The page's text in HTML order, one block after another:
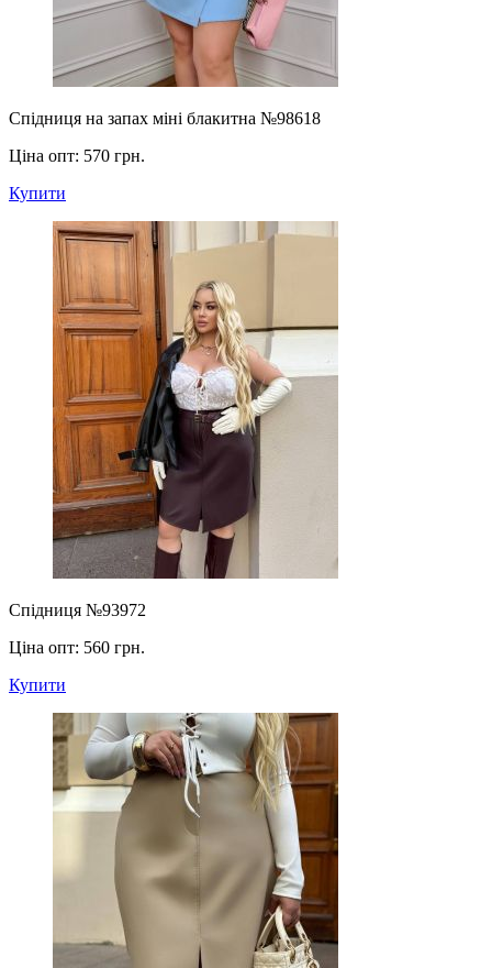
Спідниця на запах міні блакитна №98618
Ціна опт: 570 грн.
Купити
Спідниця №93972
Ціна опт: 560 грн.
Купити